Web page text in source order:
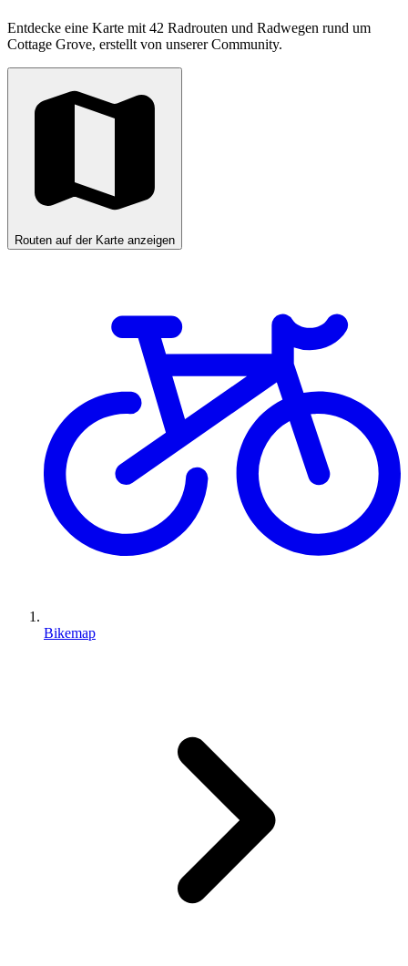
Entdecke eine Karte mit 42 Radrouten und Radwegen rund um
Cottage Grove, erstellt von unserer Community.
Routen auf der Karte anzeigen
Bikemap